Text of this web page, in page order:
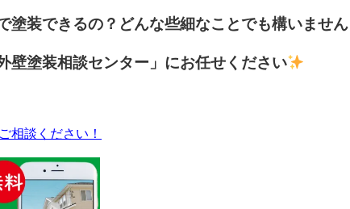
塗装できるの？どんな些細なことでも構いませ
壁塗装相談センター」にお任せください
相談ください！